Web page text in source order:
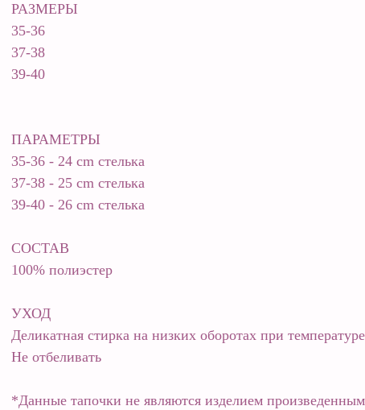
РАЗМЕРЫ
35-36
37-38
39-40
ПАРАМЕТРЫ
35-36 - 24 сm стелька
37-38 - 25 сm стелька
39-40 - 26 сm стелька
СОСТАВ
100% полиэстер
УХОД
Деликатная стирка на низких оборотах при
Не отбеливать
*Данные тапочки не являются изделием